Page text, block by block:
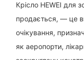
Крісло HEWEI для
продається, — це
очікування,
як аеропорти,